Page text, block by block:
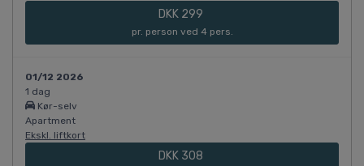
DKK 299
pr. person ved 4 pers.
01/12 2026
1 dag
Kør-selv
Apartment
Ekskl. liftkort
DKK 308